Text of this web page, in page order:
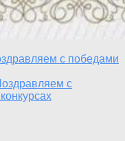
с победами
с